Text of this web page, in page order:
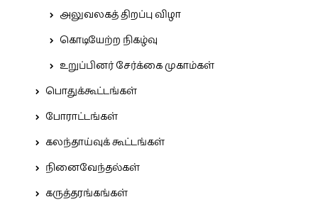
அலுவலகத் திறப்பு விழா
கொடியேற்ற நிகழ்வு
உறுப்பினர் சேர்க்கை முகாம்கள்
பொதுக்கூட்டங்கள்
போராட்டங்கள்
கலந்தாய்வுக் கூட்டங்கள்
நினைவேந்தல்கள்
கருத்தரங்கங்கள்